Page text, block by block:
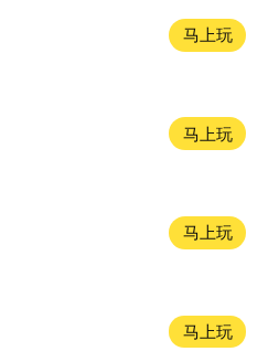
马上玩
马上玩
马上玩
马上玩